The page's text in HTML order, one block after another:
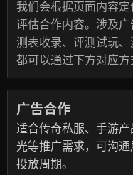
我们会根据页面内容
评估合作内容。涉及
测表收录、评测试玩、
都可以通过下方对应方
广告合作
适合传奇私服、手游
光等推广需求，可沟
投放周期。